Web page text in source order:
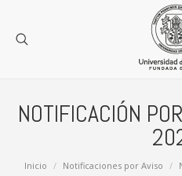
NOTIFICACIÓN
Estás aquí:
Inicio Notificaciones por Aviso